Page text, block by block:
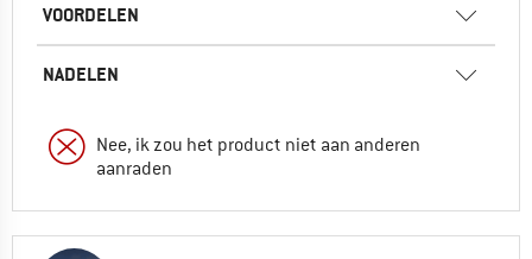
VOORDELEN
NADELEN
Nee, ik zou het product niet aan anderen
aanraden